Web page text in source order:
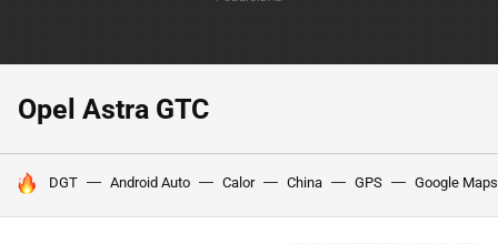
Opel Astra GTC
HOY SE HABLA DE
DGT Android Auto Calor China GPS Google Maps